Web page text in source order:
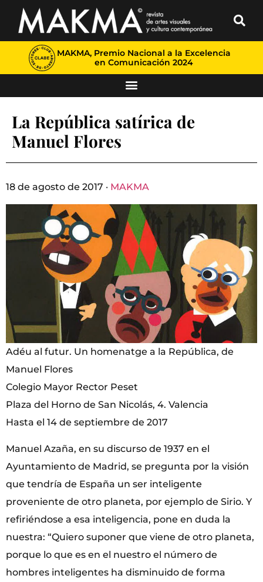
MAKMA, Premio Nacional a la Excelencia
en Comunicación 2024
La República satírica de
Manuel Flores
18 de agosto de 2017 · MAKMA
Adéu al futur. Un homenatge a la República, de
Manuel Flores
Colegio Mayor Rector Peset
Plaza del Horno de San Nicolás, 4. Valencia
Hasta el 14 de septiembre de 2017
Manuel Azaña, en su discurso de 1937 en el
Ayuntamiento de Madrid, se pregunta por la visión
que tendría de España un ser inteligente
proveniente de otro planeta, por ejemplo de Sirio. Y
refiriéndose a esa inteligencia, pone en duda la
nuestra: “Quiero suponer que viene de otro planeta,
porque lo que es en el nuestro el número de
hombres inteligentes ha disminuido de forma